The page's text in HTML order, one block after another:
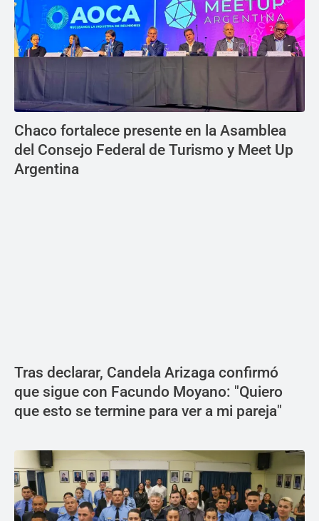
Chaco fortalece presente en la Asamblea
del Consejo Federal de Turismo y Meet Up
Argentina
Tras declarar, Candela Arizaga confirmó
que sigue con Facundo Moyano: "Quiero
que esto se termine para ver a mi pareja"